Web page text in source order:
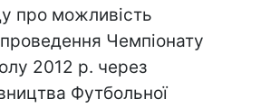
про можливість
Чемпіонату
2012 р. через
Футбольної